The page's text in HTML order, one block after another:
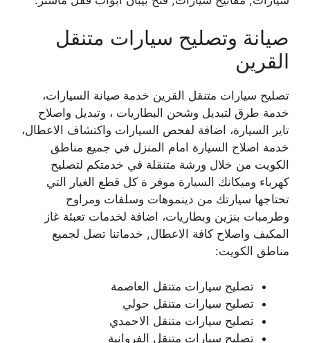
صيانة وتصليح سيارات متنقل
القرين
تصليح سيارات متنقل القرين خدمة صيانة السيارات،
خدمة طرق لتبديل وشحن البطاريات ، وتبديل واصلاح
تاير السيارة، اضافة لفحص السيارات واكتشاف الاعطال،
خدمة اصلاح السيارة امام المنزل في جميع مناطق
الكويت من خلال ورشة متنقلة في خدمتكم لتصليح
كهرباء وميكانك السيارة موفر ة كل قطع الغيار التي
تحتاجها سيارتك من دينموهات وسلفات ومراوح
وطرمبات بنزين وبطاريات، اضافة لخدمات تعبئة غاز
المكيف واصلاح كافة الاعطال, خدماتنا تصل لجميع
مناطق الكويت:
تصليح سيارات متنقل العاصمة
تصليح سيارات متنقل حولي
تصليح سيارات متنقل الاحمدي
تصليح سيارات متنقل الفروانية